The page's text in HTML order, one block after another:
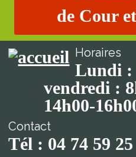
de Cour
Horaires
Lundi :
vendredi :
14h00-
Contact
Tél : 04 74 59 25